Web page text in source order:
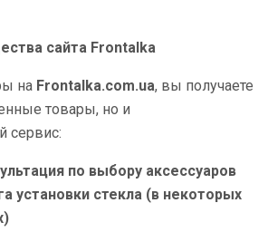
сайта Frontalka
на Frontalka.com.ua, вы получаете
товары, но и
сервис:
по выбору аксессуаров
установки стекла (в некоторых